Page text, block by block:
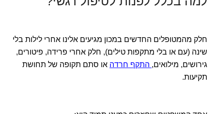
חלק מהמטופלים החדשים במכון מגיעים אלינו אחרי לילות בלי
שינה (עם או בלי מתקפות טילים), חלק אחרי פרידה, פיטורים,
גירושים, מילואים, התקף חרדה או סתם תקופה של תחושת
תקיעות.